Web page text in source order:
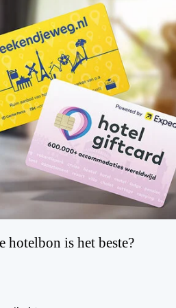
hotelbon is het beste?